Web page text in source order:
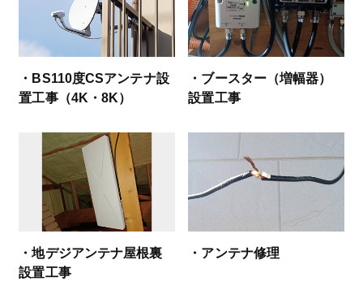
・BS110度CSアンテナ設
置工事（4K・8K）
・ブースター（増幅器）
設置工事
・地デジアンテナ屋根裏
設置工事
・アンテナ修理